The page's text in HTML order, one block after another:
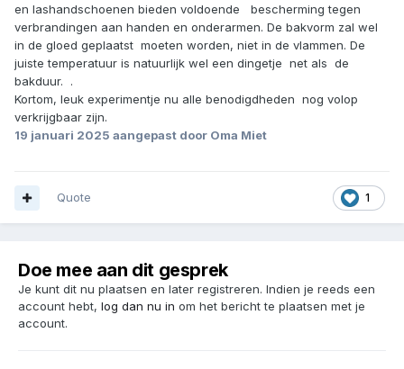
en lashandschoenen bieden voldoende bescherming tegen
verbrandingen aan handen en onderarmen. De bakvorm zal wel
in de gloed geplaatst moeten worden, niet in de vlammen. De
juiste temperatuur is natuurlijk wel een dingetje net als de
bakduur. .
Kortom, leuk experimentje nu alle benodigdheden nog volop
verkrijgbaar zijn.
19 januari 2025 aangepast door Oma Miet
1
Quote
Doe mee aan dit gesprek
Je kunt dit nu plaatsen en later registreren. Indien je reeds een
account hebt, log dan nu in om het bericht te plaatsen met je
account.